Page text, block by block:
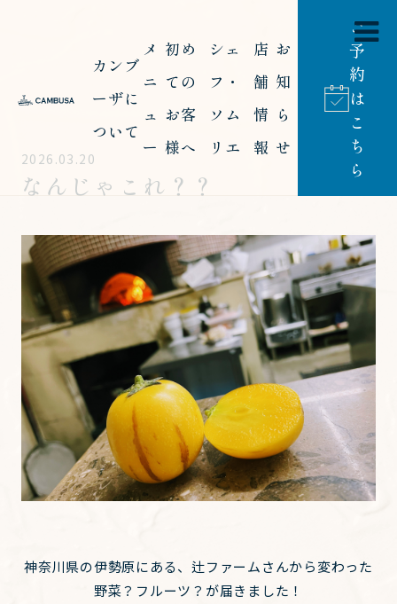
カンブ
ーザに
ついて
メ
ニ
ュ
ー
初め
ての
お客
様へ
シェ
フ・
ソム
リエ
店
舗
情
報
お
知
ら
せ
ご
予
約
は
こ
ち
ら
なんじゃこれ？？
2026.03.20
神奈川県の伊勢原にある、辻ファームさんから変わった
野菜？フルーツ？が届きました！